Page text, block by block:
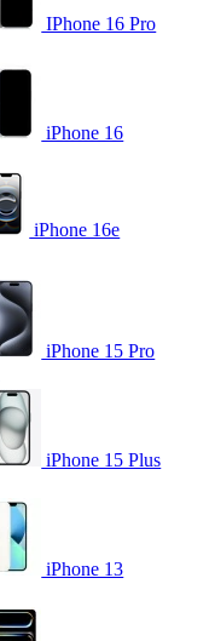
IPhone 16 Pro
iPhone 16
iPhone 16e
iPhone 15 Pro
iPhone 15 Plus
iPhone 13